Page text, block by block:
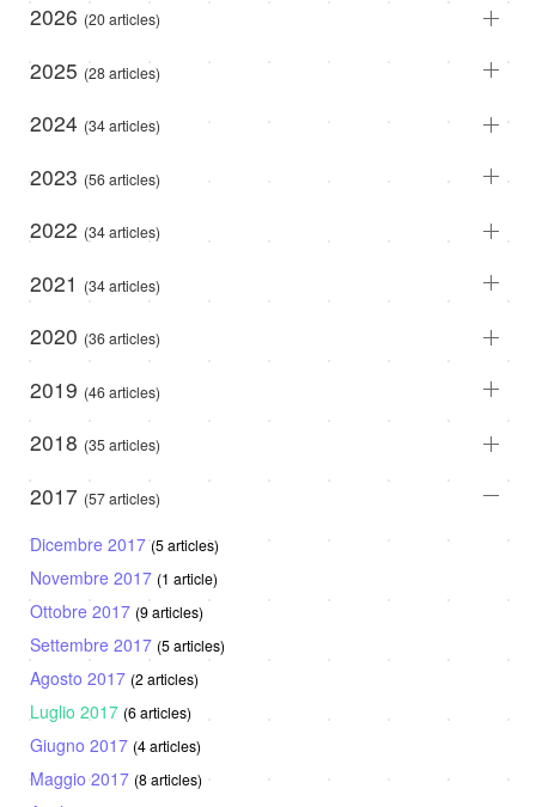
2026 (20 articles)
2025 (28 articles)
2024 (34 articles)
2023 (56 articles)
2022 (34 articles)
2021 (34 articles)
2020 (36 articles)
2019 (46 articles)
2018 (35 articles)
2017 (57 articles)
Dicembre 2017 (5 articles)
Novembre 2017 (1 article)
Ottobre 2017 (9 articles)
Settembre 2017 (5 articles)
Agosto 2017 (2 articles)
Luglio 2017 (6 articles)
Giugno 2017 (4 articles)
Maggio 2017 (8 articles)